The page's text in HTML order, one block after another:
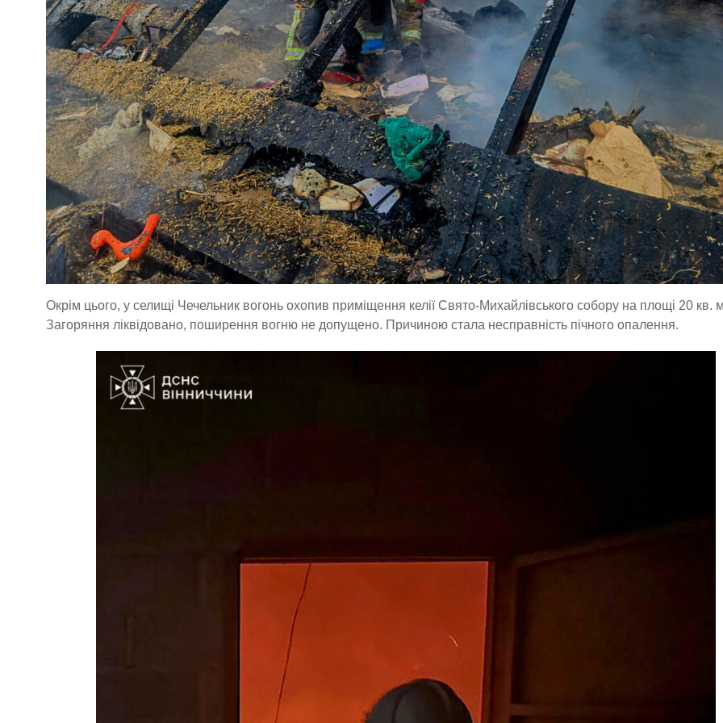
Окрім цього, у селищі Чечельник вогонь охопив приміщення келії Свято-Михайлівського собору на площі 20 кв.
Загоряння ліквідовано, поширення вогню не допущено. Причиною стала несправність пічного опалення.